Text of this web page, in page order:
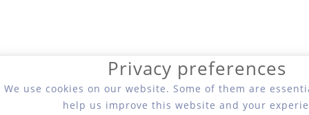
Privacy preferences
We use cookies on our website. Some of them are
help us improve this website and your